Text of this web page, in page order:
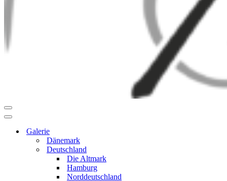
Navigationsmenü
Navigationsmenü
Galerie
Dänemark
Deutschland
Die Altmark
Hamburg
Norddeutschland